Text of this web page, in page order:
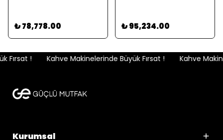
₺ 78,778.00 ₺ 95,234.00
Fırsat ! Kahve Makinelerinde Büyük Fırsat ! Kahve
Kurumsal